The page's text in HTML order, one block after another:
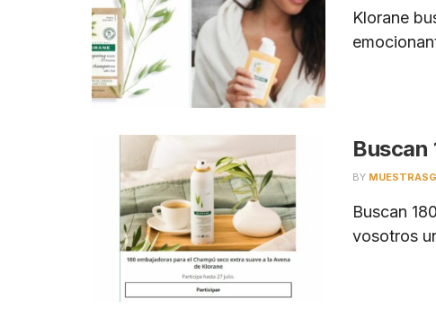
Klorane
Buscan
BY
Buscan
vosotros